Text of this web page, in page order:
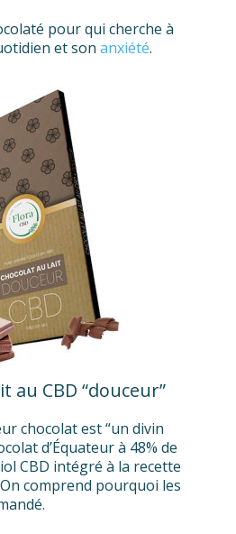
pour qui cherche à
et son anxiété.
au CBD “douceur”
chocolat est “un divin
d’Équateur à 48% de
CBD intégré à la recette
comprend pourquoi les